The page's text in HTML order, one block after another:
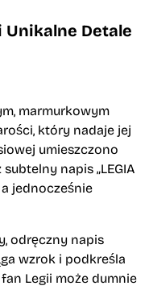
Detale
marmurkowym
który nadaje jej
umieszczono
napis „LEGIA
a jednocześnie
odręczny napis
wzrok i podkreśla
Legii może dumnie